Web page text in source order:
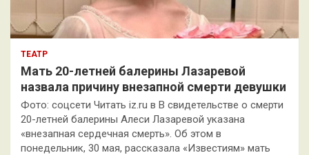
ТЕАТР
Мать 20-летней балерины Лазаревой
назвала причину внезапной смерти девушки
Фото: соцсети Читать iz.ru в В свидетельстве о смерти
20-летней балерины Алеси Лазаревой указана
«внезапная сердечная смерть». Об этом в
понедельник, 30 мая, рассказала «Известиям» мать